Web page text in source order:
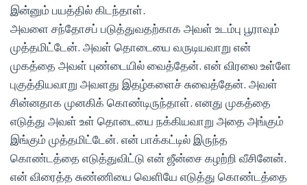
இன்னும் பயத்தில் கிடந்தாள்.
அவளை சந்தோசப் படுத்துவதற்காக அவள் உடம்பு பூராவும்
முத்தமிட்டேன். அவள் தொடையை வருடியவாறு என்
முகத்தை அவள் புண்டையில் வைத்தேன். என் விரலை உள்ளே
புகுத்தியவாறு அவளது இதழ்களைச் சுவைத்தேன். அவள்
சின்னதாக முனகிக் கொண்டிருந்தாள். எனது முகத்தை
எடுத்து அவள் உள் தொடையை நக்கியவாறு அதை அங்கும்
இங்கும் முத்தமிட்டேன். என் பாக்கட்டில் இருந்த
கொண்டத்தை எடுத்துவிட்டு என் ஜீன்சை கழற்றி வீசினேன்.
என் விரைத்த சுண்ணியை வெளியே எடுத்து கொண்டத்தை